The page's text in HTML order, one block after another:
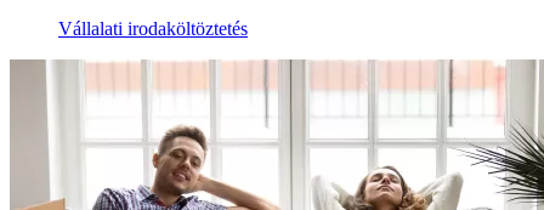
Vállalati irodaköltöztetés